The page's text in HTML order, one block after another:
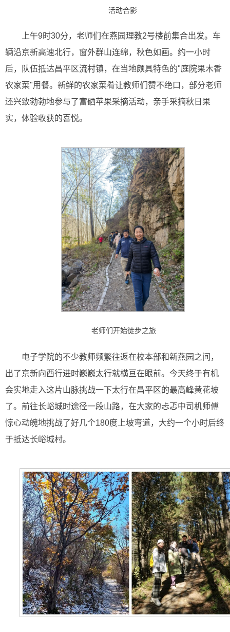
活动合影
上午9时30分，老师们在燕园理教2号楼前集合出发。车
辆沿京新高速北行，窗外群山连绵，秋色如画。约一小时
后，队伍抵达昌平区流村镇，在当地颇具特色的"庭院果木香
农家菜"用餐。新鲜的农家菜肴让教师们赞不绝口，部分老师
还兴致勃勃地参与了富硒苹果采摘活动，亲手采摘秋日果
实，体验收获的喜悦。
老师们开始徒步之旅
电子学院的不少教师频繁往返在校本部和新燕园之间，
出了京新向西行进时巍巍太行就横亘在眼前。今天终于有机
会实地走入这片山脉挑战一下太行在昌平区的最高峰黄花坡
了。前往长峪城时途径一段山路，在大家的忐忑中司机师傅
惊心动魄地挑战了好几个180度上坡弯道，大约一个小时后终
于抵达长峪城村。